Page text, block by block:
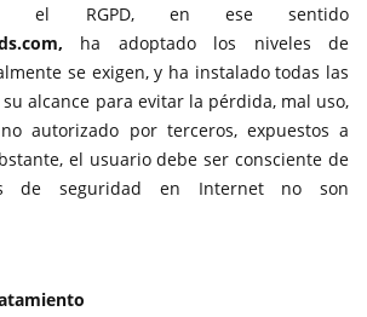
el RGPD, en ese sentido
ha adoptado los niveles de
se exigen, y ha instalado todas las
alcance para evitar la pérdida, mal uso,
autorizado por terceros, expuestos a
el usuario debe ser consciente de
de seguridad en Internet no son